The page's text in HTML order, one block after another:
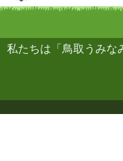
私たちは「鳥取うみな